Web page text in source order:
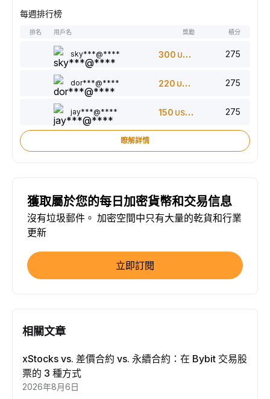
每週排行榜
排名 用戶名 獎勵 積分
sky***@**** 300 USDT 275
dor***@**** 220 USDT 275
jay***@**** 150 USDT 275
瞭解詳情
獲取屬於您的每日加密貨幣和交易信息
沒有垃圾郵件。 加密空間中只有大量的乾貨和行業
更新
立即訂閱
相關文章
xStocks vs. 差價合約 vs. 永續合約：在 Bybit 交易股
票的 3 種方式
2026年8月6日